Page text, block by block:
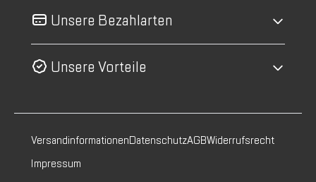
Unsere Bezahlarten
Unsere Vorteile
VersandinformationenDatenschutzAGBWiderrufsrecht
Impressum